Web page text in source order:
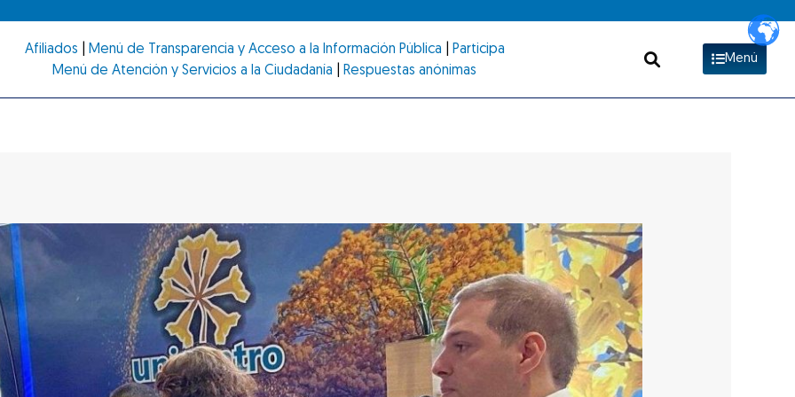
Afiliados Menú de Transparencia y Acceso a la Información Pública
Participa
Menú de Atención y Servicios a la Ciudadanía
Respuestas anónimas
Menú